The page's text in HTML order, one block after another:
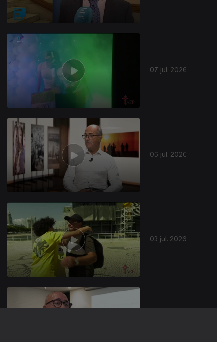
07 jul. 2026
06 jul. 2026
03 jul. 2026